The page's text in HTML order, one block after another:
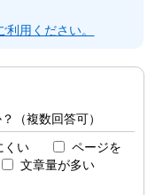
用ください。
（複数回答可）
くい
ページを
文章量が多い